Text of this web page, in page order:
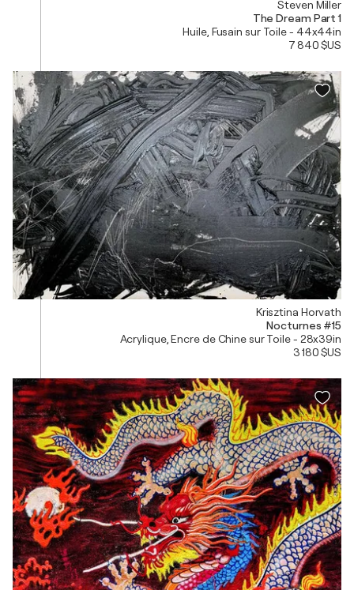
Steven Miller
The Dream Part 1
Huile, Fusain sur Toile - 44x44in
7 840 $US
Krisztina Horvath
Nocturnes #15
Acrylique, Encre de Chine sur Toile - 28x39in
3 180 $US